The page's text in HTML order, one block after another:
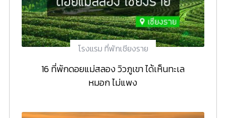
โรงแรม ที่พักเชียงราย
16 ที่พักดอยแม่สลอง วิวภูเขา ได้เห็นทะเล
หมอก ไม่แพง